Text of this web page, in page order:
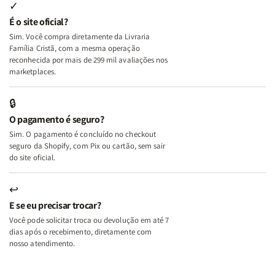
e
Deus
+
A
Mulher
Lar
+
A
Lar
✓
É o site oficial?
Sim. Você compra diretamente da Livraria
Família Cristã, com a mesma operação
reconhecida por mais de 299 mil avaliações nos
marketplaces.
🔒
O pagamento é seguro?
Sim. O pagamento é concluído no checkout
seguro da Shopify, com Pix ou cartão, sem sair
do site oficial.
↩
E se eu precisar trocar?
Você pode solicitar troca ou devolução em até 7
dias após o recebimento, diretamente com
nosso atendimento.